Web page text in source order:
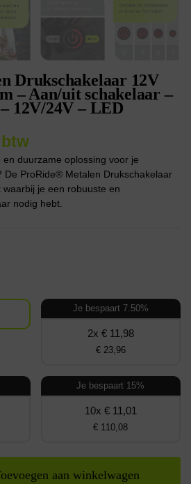
Drukschakelaar 12V
– Aan/uit schakelaar –
12V/24V – LED
duurzame oplossing voor je
De ProRide® Metalen Drukschakelaar
je een robuuste en
nodig hebt.
Je bespaart 7.50%
2x € 11,98
€ 23,96
Je bespaart 15%
10x € 11,01
€ 110,08
aan winkelwagen